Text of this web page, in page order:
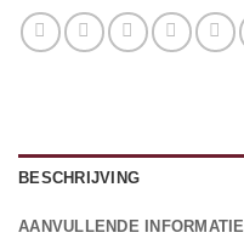
BESCHRIJVING
AANVULLENDE INFORMATIE